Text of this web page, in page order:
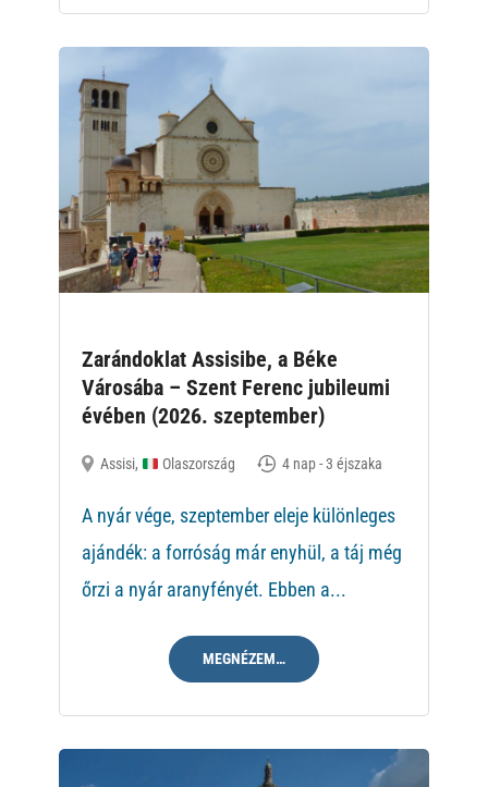
Zarándoklat Assisibe, a Béke
Városába – Szent Ferenc jubileumi
évében (2026. szeptember)
Assisi, Olaszország 4 nap - 3 éjszaka
A nyár vége, szeptember eleje különleges
ajándék: a forróság már enyhül, a táj még
őrzi a nyár aranyfényét. Ebben a...
MEGNÉZEM…